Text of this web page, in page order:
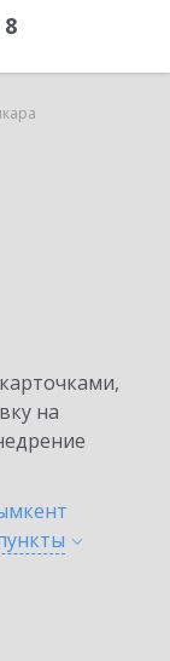
на